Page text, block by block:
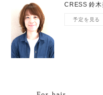
CRESS 鈴木
予定を見る